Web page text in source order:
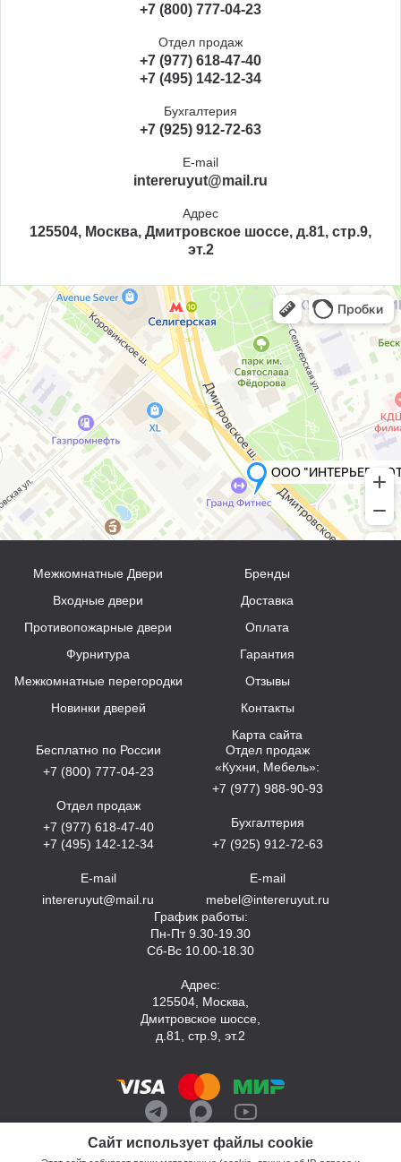
+7 (800) 777-04-23
Отдел продаж
+7 (977) 618-47-40
+7 (495) 142-12-34
Бухгалтерия
+7 (925) 912-72-63
E-mail
intereruyut@mail.ru
Адрес
125504, Москва, Дмитровское шоссе, д.81, стр.9,
эт.2
Сайт использует файлы cookie
Межкомнатные Двери
Входные двери
Противопожарные двери
Фурнитура
Межкомнатные перегородки
Новинки дверей
Бренды
Доставка
Оплата
Гарантия
Отзывы
Контакты
Карта сайта
Бесплатно по России
+7 (800) 777-04-23
Отдел продаж
+7 (977) 618-47-40
+7 (495) 142-12-34
E-mail
intereruyut@mail.ru
Отдел продаж
«Кухни, Мебель»:
+7 (977) 988-90-93
Бухгалтерия
+7 (925) 912-72-63
E-mail
mebel@intereruyut.ru
График работы:
Пн-Пт 9.30-19.30
Сб-Вс 10.00-18.30
Адрес:
125504, Москва,
Дмитровское шоссе,
д.81, стр.9, эт.2